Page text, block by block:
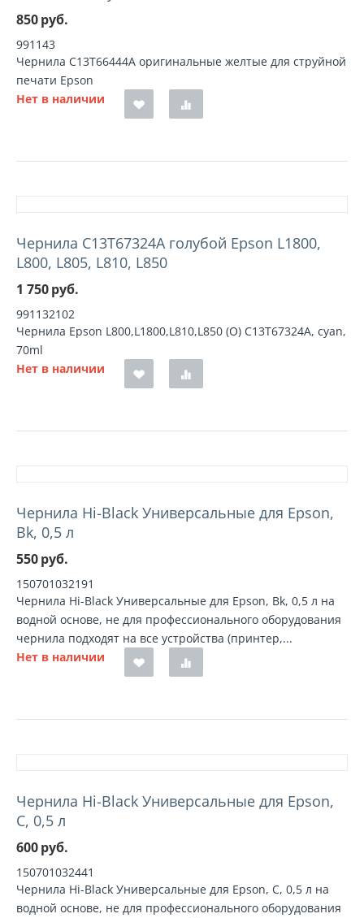
850руб.
991143
Чернила C13T66444A оригинальные желтые для струйной
печати Epson
Нет в наличии
Чернила C13T67324A голубой Epson L1800,
L800, L805, L810, L850
1 750руб.
991132102
Чернила Epson L800,L1800,L810,L850 (О) C13T67324A, cyan,
70ml
Нет в наличии
Чернила Hi-Black Универсальные для Epson,
Bk, 0,5 л
550руб.
150701032191
Чернила Hi-Black Универсальные для Epson, Bk, 0,5 л на
водной основе, не для профессионального оборудования
чернила подходят на все устройства (принтер,...
Нет в наличии
Чернила Hi-Black Универсальные для Epson,
C, 0,5 л
600руб.
150701032441
Чернила Hi-Black Универсальные для Epson, C, 0,5 л на
водной основе, не для профессионального оборудования